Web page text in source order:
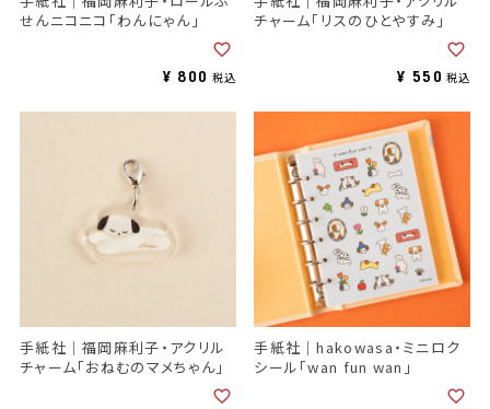
せんニコニコ「わんにゃん」
¥ 800 税込
チャーム「リスのひとやすみ」
¥ 550 税込
手紙社｜福岡麻利子・アクリル
チャーム「おねむのマメちゃん」
手紙社｜hakowasa・ミニロク
シール「wan fun wan」